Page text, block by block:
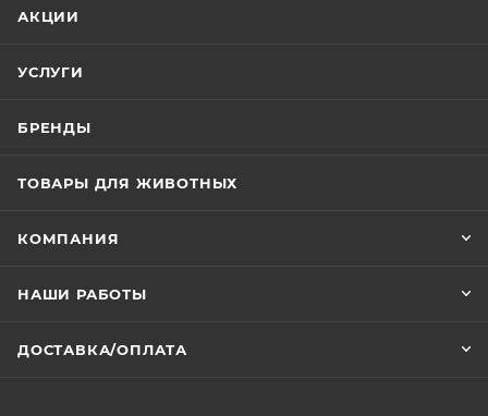
АКЦИИ
УСЛУГИ
БРЕНДЫ
ТОВАРЫ ДЛЯ ЖИВОТНЫХ
КОМПАНИЯ
НАШИ РАБОТЫ
ДОСТАВКА/ОПЛАТА